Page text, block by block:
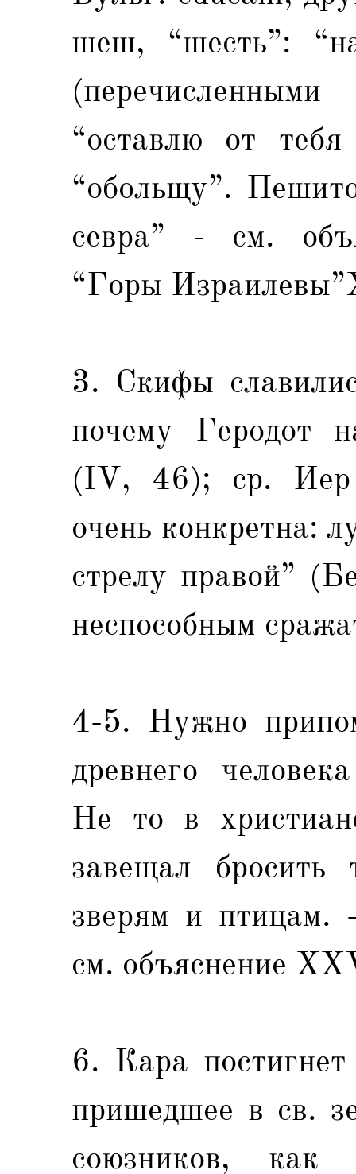
шеш, “шесть”:
“оставлю от
“обольщу”.
севра” - см.
“Горы
3. Скифы
почему Геродот
(IV, 46); ср.
очень конкретна:
стрелу правой”
неспособным
4-5. Нужно
древнего
Не то в
завещал бросить
зверям и птицам.
см. объяснение
6. Кара
пришедшее в св.
союзников,